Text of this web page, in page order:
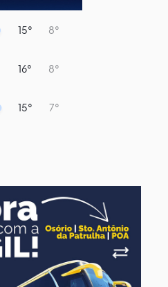
15° 8°
16° 8°
15° 7°
13° 11°
19° 13°
18° 14°